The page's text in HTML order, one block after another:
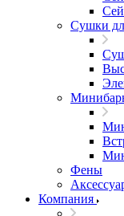
Сушки
Фены
Компания